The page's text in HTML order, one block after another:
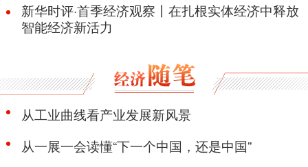
新华时评·首季经济观察丨在扎根实体经济中释放
智能经济新活力
从工业曲线看产业发展新风景
从一展一会读懂“下一个中国，还是中国”